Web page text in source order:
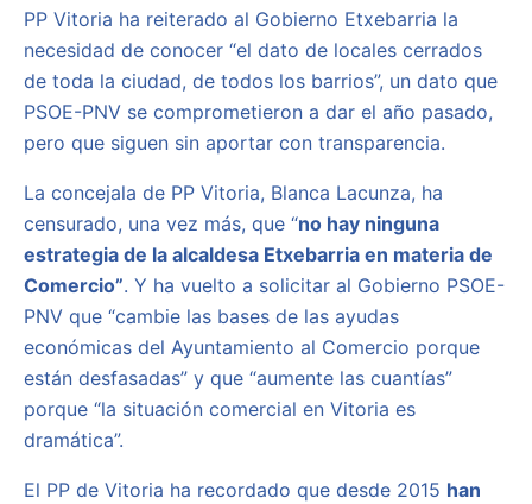
PP Vitoria ha reiterado al Gobierno Etxebarria la
necesidad de conocer “el dato de locales cerrados
de toda la ciudad, de todos los barrios”, un dato que
PSOE-PNV se comprometieron a dar el año pasado,
pero que siguen sin aportar con transparencia.
La concejala de PP Vitoria, Blanca Lacunza, ha
censurado, una vez más, que “no hay ninguna
estrategia de la alcaldesa Etxebarria en materia de
Comercio”. Y ha vuelto a solicitar al Gobierno PSOE-
PNV que “cambie las bases de las ayudas
económicas del Ayuntamiento al Comercio porque
están desfasadas” y que “aumente las cuantías”
porque “la situación comercial en Vitoria es
dramática”.
El PP de Vitoria ha recordado que desde 2015 han